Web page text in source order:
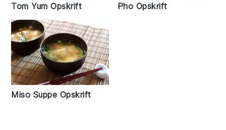
Tom Yum Opskrift Pho Opskrift
Miso Suppe Opskrift